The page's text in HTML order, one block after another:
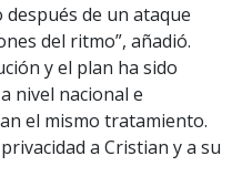
después de un ataque
del ritmo”, añadió.
y el plan ha sido
nivel nacional e
el mismo tratamiento.
a Cristian y a su